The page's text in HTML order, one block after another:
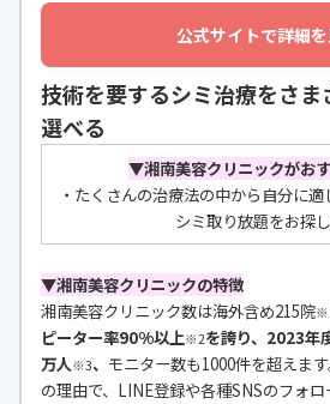
公式サイトで詳細
技術を要するシミ治療をさま
選べる
▼湘南美容クリニックがお
・たくさんの治療法の中から自分に
シミ取り放題をお探
▼湘南美容クリニックの特徴
湘南美容クリニック数は海外含め215院
ピーター率90%以上※2を誇り、2023年
万人※3、 モニター数も1000件を超えま
の理由で、LINE登録や各種SNSのフォ